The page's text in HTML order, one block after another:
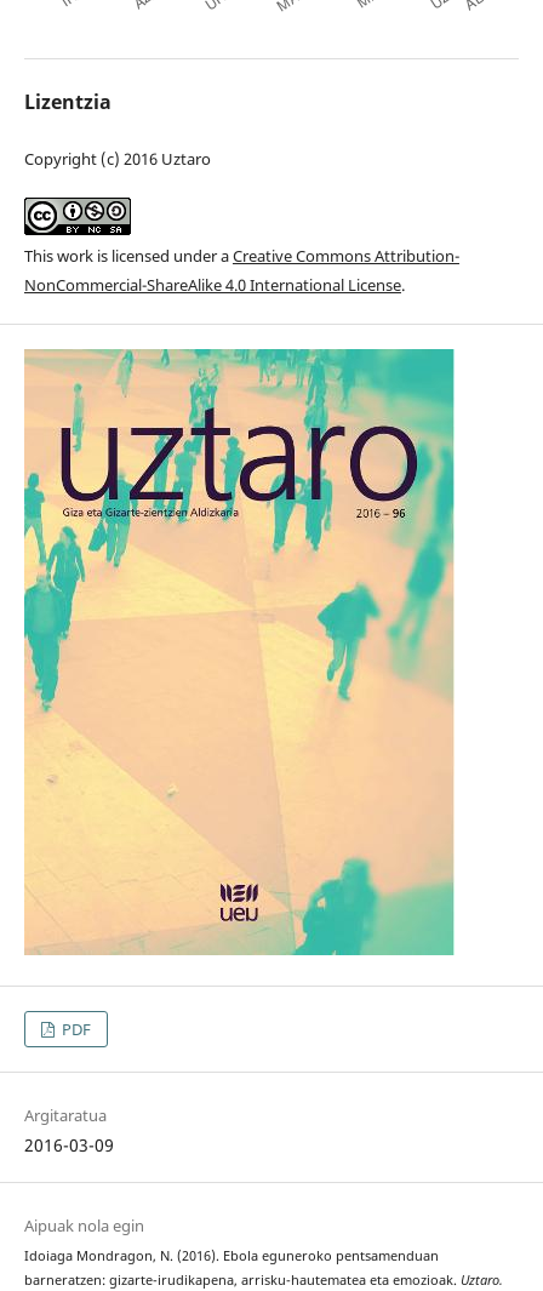
Lizentzia
Copyright (c) 2016 Uztaro
This work is licensed under aCreative Commons Attribution-
NonCommercial-ShareAlike 4.0 International License.
PDF
Argitaratua
2016-03-09
Aipuak nola egin
Idoiaga Mondragon, N. (2016). Ebola eguneroko pentsamenduan
barneratzen: gizarte-irudikapena, arrisku-hautematea eta emozioak. Uztaro.